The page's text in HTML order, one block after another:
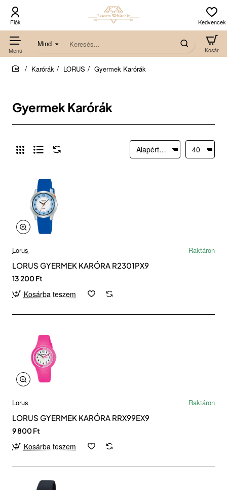
Mind
Keresés...
Karórák LORUS Gyermek Karórák
Gyermek Karórák
Lorus
Raktáron
LORUS GYERMEK KARÓRA R2301PX9
13 200 Ft
Kosárba teszem
Lorus
Raktáron
LORUS GYERMEK KARÓRA RRX99EX9
9 800 Ft
Kosárba teszem